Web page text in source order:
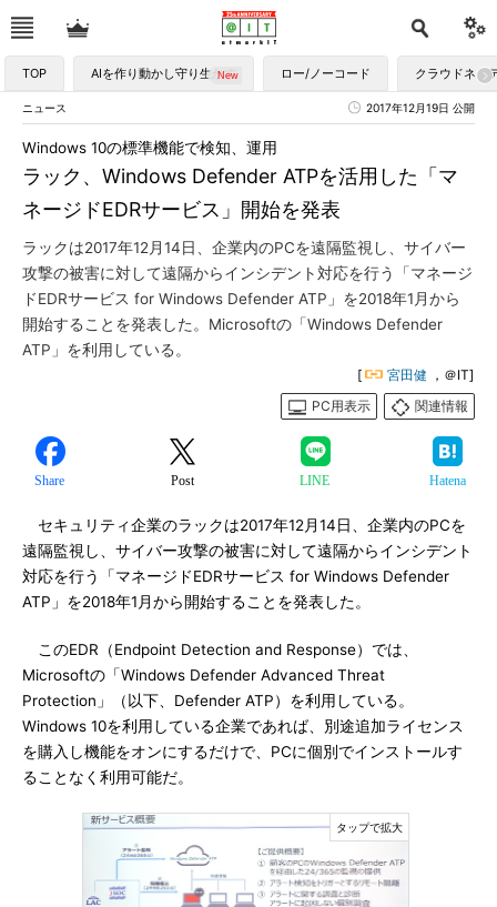
TOP AIを作り動かし守り生かす ロー/ノーコード クラウドネイ
ニュース 2017年12月19日 公開
ラック、Windows Defender ATPを活用した「マ
ネージドEDRサービス」開始を発表
Windows 10の標準機能で検知、運用
ラックは2017年12月14日、企業内のPCを遠隔監視し、サイバー
攻撃の被害に対して遠隔からインシデント対応を行う「マネージ
ドEDRサービス for Windows Defender ATP」を2018年1月から
開始することを発表した。Microsoftの「Windows Defender
ATP」を利用している。
[ 宮田健 ，＠IT]
PC用表示
関連情報
Share Post LINE Hatena
セキュリティ企業のラックは2017年12月14日、企業内のPCを
遠隔監視し、サイバー攻撃の被害に対して遠隔からインシデント
対応を行う「マネージドEDRサービス for Windows Defender
ATP」を2018年1月から開始することを発表した。
このEDR（Endpoint Detection and Response）では、
Microsoftの「Windows Defender Advanced Threat
Protection」（以下、Defender ATP）を利用している。
Windows 10を利用している企業であれば、別途追加ライセンス
を購入し機能をオンにするだけで、PCに個別でインストールす
ることなく利用可能だ。